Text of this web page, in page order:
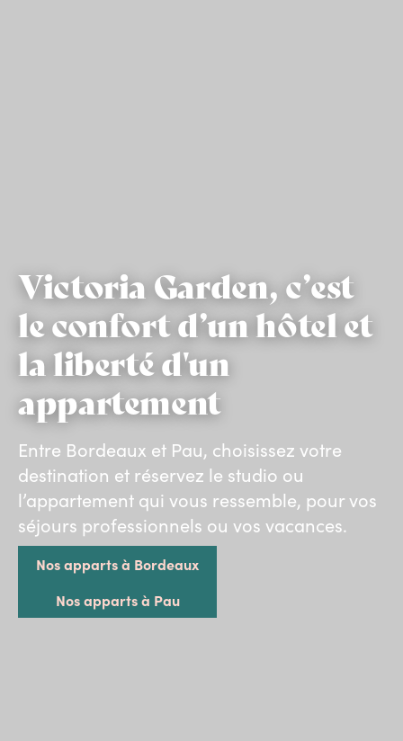
Victoria Garden, c’est
le confort d’un hôtel et
la liberté d'un
appartement
Entre Bordeaux et Pau, choisissez votre
destination et réservez le studio ou
l’appartement qui vous ressemble, pour vos
séjours professionnels ou vos vacances.
Nos apparts à Bordeaux
Nos apparts à Pau